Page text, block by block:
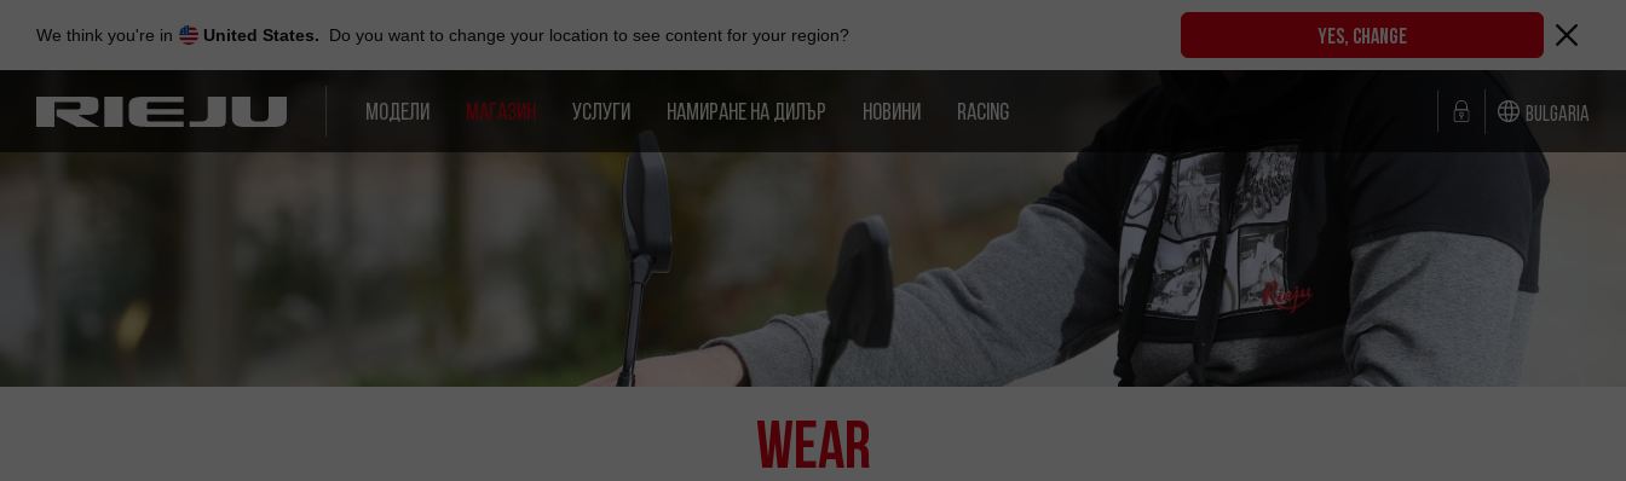
content
We think you're in United States. Do you want to change your location to see content for your region? YES, CHANGE
МОДЕЛИ МАГАЗИН УСЛУГИ НАМИРАНЕ НА ДИЛЪР НОВИНИ RACING Bulgaria
Wear